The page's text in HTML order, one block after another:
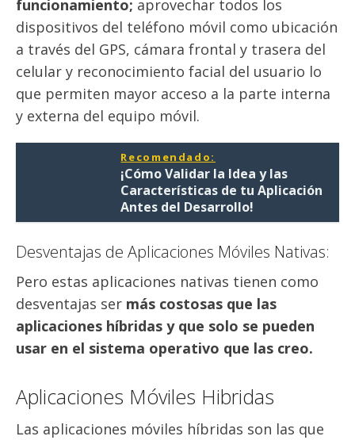
funcionamiento; aprovechar todos los
dispositivos del teléfono móvil como ubicación
a través del GPS, cámara frontal y trasera del
celular y reconocimiento facial del usuario lo
que permiten mayor acceso a la parte interna
y externa del equipo móvil.
Recomendado:
¡Cómo Validar la Idea y las
Características de tu Aplicación
Antes del Desarrollo!
Desventajas de Aplicaciones Móviles Nativas:
Pero estas aplicaciones nativas tienen como
desventajas ser más costosas que las
aplicaciones híbridas y que solo se pueden
usar en el sistema operativo que las creo.
Aplicaciones Móviles Hibridas
Las aplicaciones móviles híbridas son las que